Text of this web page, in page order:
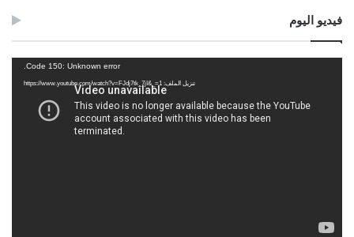
فيديو اليوم
Code 150: Unknown error.
تنزيل الملف: https://www.youtube.com/watch?v=FJdj7tk_7jI&_=1